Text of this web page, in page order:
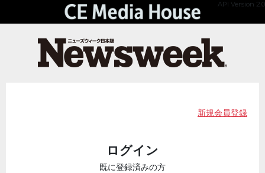
API Version 2.0
新規会員登録
ログイン
既に登録済みの方